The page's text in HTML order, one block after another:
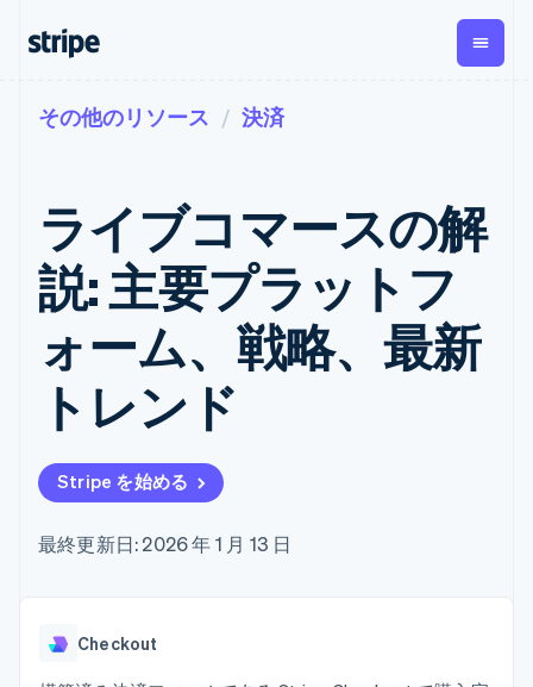
支払い
オンライン決
済
Managed
Payments
マーチャント
オブレコード
ソリューショ
ン
Payment links
コーディング
不要の決済ペ
ージ
Checkout
UI
Elements
ポーネント
決済手段
済手段を利用
対面支払い
収益
Metronome
従量課金
サブスクリ
プション
サブスクリ
プションの
管理
Invoicing
1 回限りまた
消費税と
VAT の自動
Recognition
自動化
Global
Payouts
第三者
への入
金
ットプ
イス
プラッ
フォー
決済の
企業規模別
ユースケース別
エージェンティックコマ
ース
E コマース / ECサイト
埋込型金融
請求・財務関連
アプリ内決済
マーケットプレイス
資金管理
SaaS
ドキュメント
ライブラリと SDK
Stripe Apps
オンライン決済を受け付
け
構築済みの決済を実装
マーケットプレイスを構
築する
サブスクリプションを管
従量課金請求を提供
のカードを発行
学ぶ
ガイド
サポート
サポートに問い合わせる
管理サポートプラン
プロフェッショナルサー
ビス
その他のリソース 決済
ライブコマースの解
説: 主要プラットフ
ォーム、戦略、最新
トレンド
Stripe を始める
最終更新日: 2026 年 1 月 13 日
Checkout